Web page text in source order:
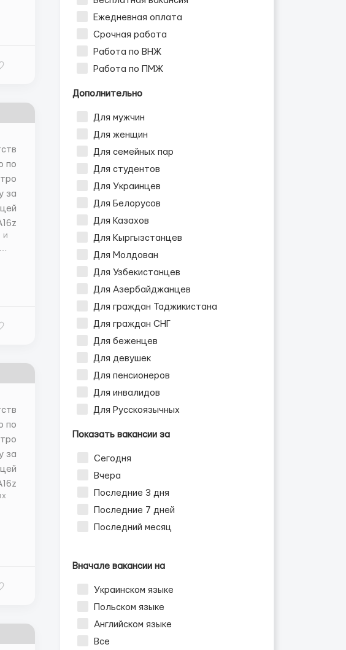
Ежедневная оплата
Срочная работа
Работа по ВНЖ
Работа по ПМЖ
Дополнительно
Для мужчин
Для женщин
Для семейных пар
Для студентов
Для Украинцев
Для Белорусов
Для Казахов
Для Кыргызстанцев
Для Молдован
Для Узбекистанцев
Для Азербайджанцев
Для граждан Таджикистана
Для граждан СНГ
Для беженцев
Для девушек
Для пенсионеров
Для инвалидов
Для Русскоязычных
Показать вакансии за
Сегодня
Вчера
Последние 3 дня
Последние 7 дней
Последний месяц
Вначале вакансии на
Украинском языке
Польском языке
Английском языке
Все